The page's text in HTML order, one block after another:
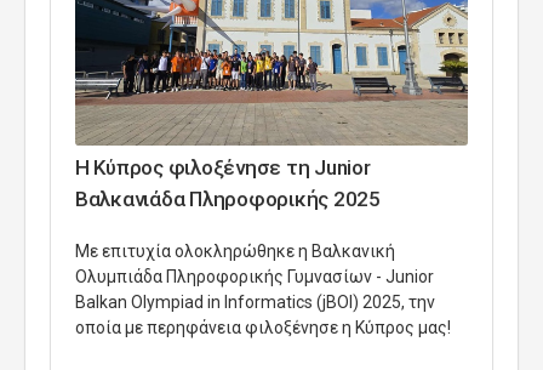
Η Κύπρος φιλοξένησε τη Junior
Βαλκανιάδα Πληροφορικής 2025
Με επιτυχία ολοκληρώθηκε η Βαλκανική
Ολυμπιάδα Πληροφορικής Γυμνασίων - Junior
Balkan Olympiad in Informatics (jBOI) 2025, την
οποία με περηφάνεια φιλοξένησε η Κύπρος μας!